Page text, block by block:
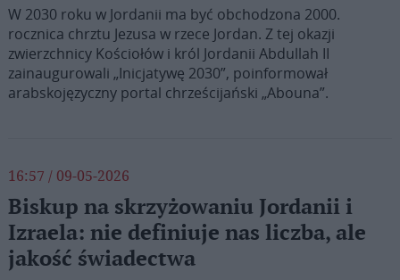
W 2030 roku w Jordanii ma być obchodzona 2000.
rocznica chrztu Jezusa w rzece Jordan. Z tej okazji
zwierzchnicy Kościołów i król Jordanii Abdullah II
zainaugurowali „Inicjatywę 2030”, poinformował
arabskojęzyczny portal chrześcijański „Abouna”.
16:57 / 09-05-2026
Biskup na skrzyżowaniu Jordanii i
Izraela: nie definiuje nas liczba, ale
jakość świadectwa